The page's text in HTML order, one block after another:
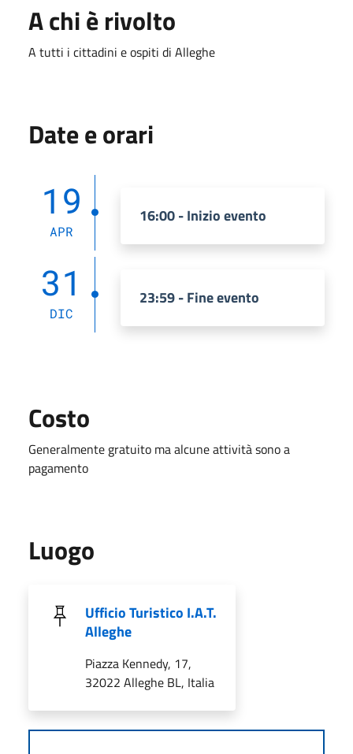
A chi è rivolto
A tutti i cittadini e ospiti di Alleghe
Date e orari
19
APR
16:00 - Inizio evento
31
DIC
23:59 - Fine evento
Costo
Generalmente gratuito ma alcune attività sono a
pagamento
Luogo
Ufficio Turistico I.A.T.
Alleghe
Piazza Kennedy, 17,
32022 Alleghe BL, Italia